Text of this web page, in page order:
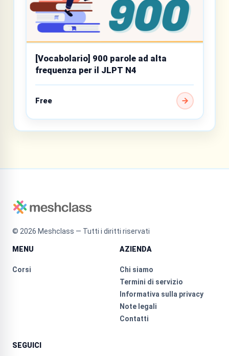
[Vocabolario] 900 parole ad alta
frequenza per il JLPT N4
Free
© 2026 Meshclass — Tutti i diritti riservati
MENU
Corsi
AZIENDA
Chi siamo
Termini di servizio
Informativa sulla privacy
Note legali
Contatti
SEGUICI